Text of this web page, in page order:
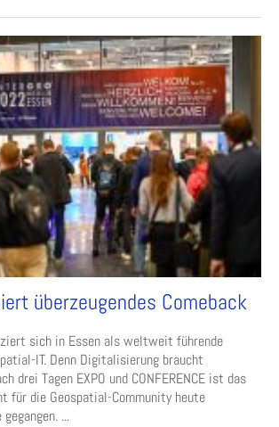
überzeugendes Comeback
sich in Essen als weltweit führende
IT. Denn Digitalisierung braucht
drei Tagen EXPO und CONFERENCE ist das
für die Geospatial-Community heute
...